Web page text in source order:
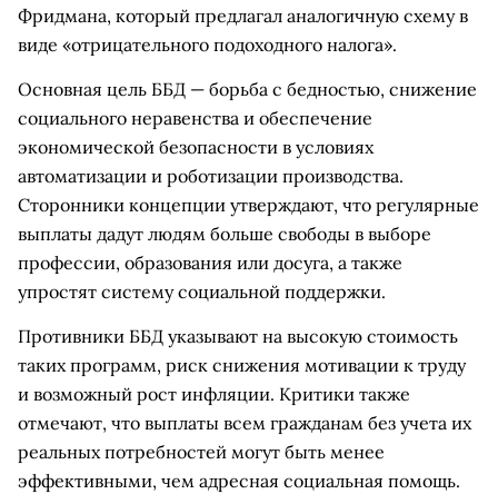
Фридмана, который предлагал аналогичную схему в
виде «отрицательного подоходного налога».
Основная цель ББД — борьба с бедностью, снижение
социального неравенства и обеспечение
экономической безопасности в условиях
автоматизации и роботизации производства.
Сторонники концепции утверждают, что регулярные
выплаты дадут людям больше свободы в выборе
профессии, образования или досуга, а также
упростят систему социальной поддержки.
Противники ББД указывают на высокую стоимость
таких программ, риск снижения мотивации к труду
и возможный рост инфляции. Критики также
отмечают, что выплаты всем гражданам без учета их
реальных потребностей могут быть менее
эффективными, чем адресная социальная помощь.